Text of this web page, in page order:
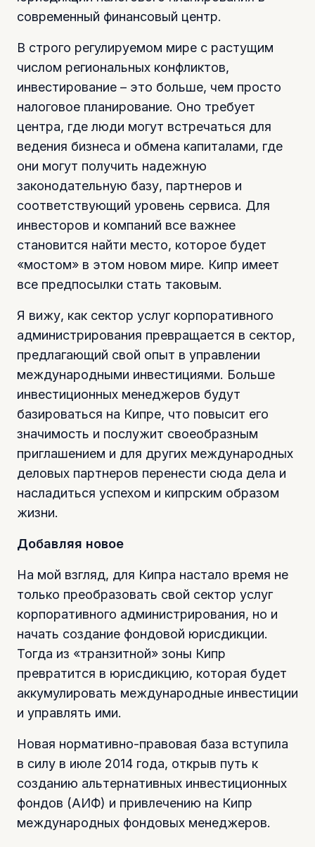
современный финансовый центр.
В строго регулируемом мире с растущим
числом региональных конфликтов,
инвестирование – это больше, чем просто
налоговое планирование. Оно требует
центра, где люди могут встречаться для
ведения бизнеса и обмена капиталами, где
они могут получить надежную
законодательную базу, партнеров и
соответствующий уровень сервиса. Для
инвесторов и компаний все важнее
становится найти место, которое будет
«мостом» в этом новом мире. Кипр имеет
все предпосылки стать таковым.
Я вижу, как сектор услуг корпоративного
администрирования превращается в сектор,
предлагающий свой опыт в управлении
международными инвестициями. Больше
инвестиционных менеджеров будут
базироваться на Кипре, что повысит его
значимость и послужит своеобразным
приглашением и для других международных
деловых партнеров перенести сюда дела и
насладиться успехом и кипрским образом
жизни.
Добавляя новое
На мой взгляд, для Кипра настало время не
только преобразовать свой сектор услуг
корпоративного администрирования, но и
начать создание фондовой юрисдикции.
Тогда из «транзитной» зоны Кипр
превратится в юрисдикцию, которая будет
аккумулировать международные инвестиции
и управлять ими.
Новая нормативно-правовая база вступила
в силу в июле 2014 года, открыв путь к
созданию альтернативных инвестиционных
фондов (АИФ) и привлечению на Кипр
международных фондовых менеджеров.